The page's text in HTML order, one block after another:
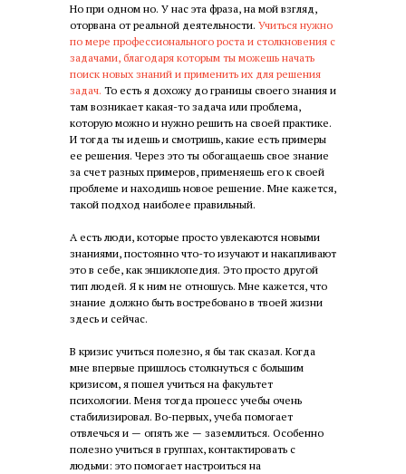
Но при одном но. У нас эта фраза, на мой взгляд,
оторвана от реальной деятельности. Учиться нужно
по мере профессионального роста и столкновения с
задачами, благодаря которым ты можешь начать
поиск новых знаний и применить их для решения
задач. То есть я дохожу до границы своего знания и
там возникает какая-то задача или проблема,
которую можно и нужно решить на своей практике.
И тогда ты идешь и смотришь, какие есть примеры
ее решения. Через это ты обогащаешь свое знание
за счет разных примеров, применяешь его к своей
проблеме и находишь новое решение. Мне кажется,
такой подход наиболее правильный.
А есть люди, которые просто увлекаются новыми
знаниями, постоянно что-то изучают и накапливают
это в себе, как энциклопедия. Это просто другой
тип людей. Я к ним не отношусь. Мне кажется, что
знание должно быть востребовано в твоей жизни
здесь и сейчас.
В кризис учиться полезно, я бы так сказал. Когда
мне впервые пришлось столкнуться с большим
кризисом, я пошел учиться на факультет
психологии. Меня тогда процесс учебы очень
стабилизировал. Во-первых, учеба помогает
отвлечься и — опять же — заземлиться. Особенно
полезно учиться в группах, контактировать с
людьми: это помогает настроиться на